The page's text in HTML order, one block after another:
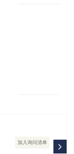
加入询问清单